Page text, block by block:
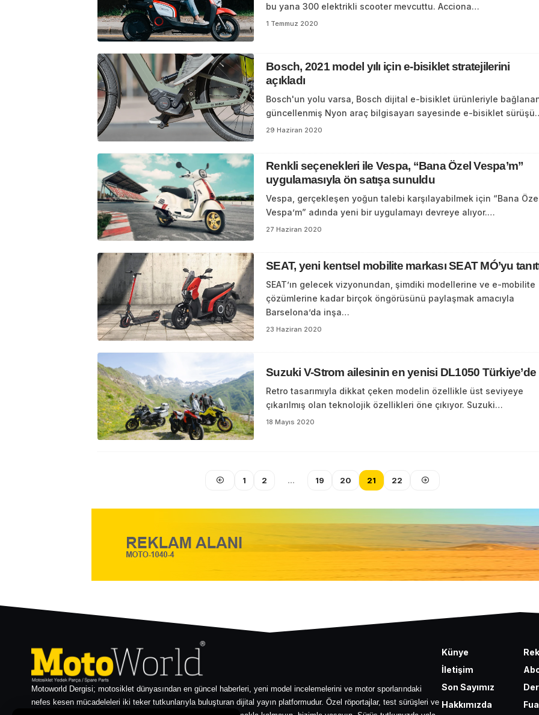
bu yana 300 elektrikli scooter mevcuttu. Acciona…
1 Temmuz 2020
Bosch, 2021 model yılı için e-bisiklet stratejilerini
açıkladı
Bosch'un yolu varsa, Bosch dijital e-bisiklet ürünleriyle
güncellenmiş Nyon araç bilgisayarı sayesinde e-bisiklet
29 Haziran 2020
Renkli seçenekleri ile Vespa, “Bana Özel Vespa’m”
uygulamasıyla ön satışa sunuldu
Vespa, gerçekleşen yoğun talebi karşılayabilmek için “Bana
Vespa’m” adında yeni bir uygulamayı devreye alıyor.…
27 Haziran 2020
SEAT, yeni kentsel mobilite markası SEAT MÓ’yu
SEAT’ın gelecek vizyonundan, şimdiki modellerine ve e-mobilite
çözümlerine kadar birçok öngörüsünü paylaşmak amacıyla
Barselona’da inşa…
23 Haziran 2020
Suzuki V-Strom ailesinin en yenisi DL1050 Türkiye’de
Retro tasarımıyla dikkat çeken modelin özellikle üst seviyeye
çıkarılmış olan teknolojik özellikleri öne çıkıyor. Suzuki…
18 Mayıs 2020
1 2 … 19 20 21 22
Motoworld Dergisi; motosiklet dünyasından en güncel haberleri, yeni model incelemelerini ve motor sporlarındaki
nefes kesen mücadeleleri iki teker tutkunlarıyla buluşturan dijital yayın platformudur. Özel röportajlar, test sürüşleri ve
Künye
İletişim
Son Sayımız
Hakkımızda